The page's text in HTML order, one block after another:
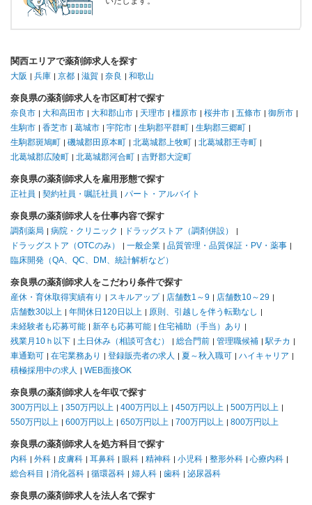
関西エリアで薬剤師求人を探す
大阪 兵庫 京都 滋賀 奈良 和歌山
奈良県の薬剤師求人を市区町村で探す
奈良市 大和高田市 大和郡山市 天理市 橿原市 桜井市 五條市
御所市
生駒市
香芝市 葛城市 宇陀市 生駒郡平群町
生駒郡三郷町
生駒郡斑鳩町
磯城郡田原本町 北葛城郡上牧町
北葛城郡王寺町
北葛城郡広陵町
北葛城郡河合町 吉野郡大淀町
奈良県の薬剤師求人を雇用形態で探す
正社員 契約社員・嘱託社員 パート・アルバイト
奈良県の薬剤師求人を仕事内容で探す
調剤薬局 病院・クリニック
ドラッグストア（調剤併設）
ドラッグストア（OTCのみ）
一般企業
品質管理・品質保証・PV・薬事
臨床開発（QA、QC、DM、統計解析など）
奈良県の薬剤師求人をこだわり条件で探す
産休・育休取得実績有り スキルアップ 店舗数1～9
店舗数10～29
店舗数30以上
年間休日120日以上
原則、引越しを伴う転勤なし
未経験者も応募可能
新卒も応募可能
住宅補助（手当）あり
残業月10ｈ以下
土日休み（相談可含む） 総合門前 管理職候補
駅チカ
車通勤可
在宅業務あり 登録販売者の求人 夏～秋入職可
ハイキャリア
積極採用中の求人
WEB面接OK
奈良県の薬剤師求人を年収で探す
300万円以上 350万円以上 400万円以上 450万円以上
500万円以上
550万円以上
600万円以上 650万円以上 700万円以上 800万円以上
奈良県の薬剤師求人を処方科目で探す
内科 外科 皮膚科 耳鼻科 眼科 精神科 小児科 整形外科
心療内科
総合科目
消化器科 循環器科 婦人科 歯科 泌尿器科
奈良県の薬剤師求人を法人名で探す